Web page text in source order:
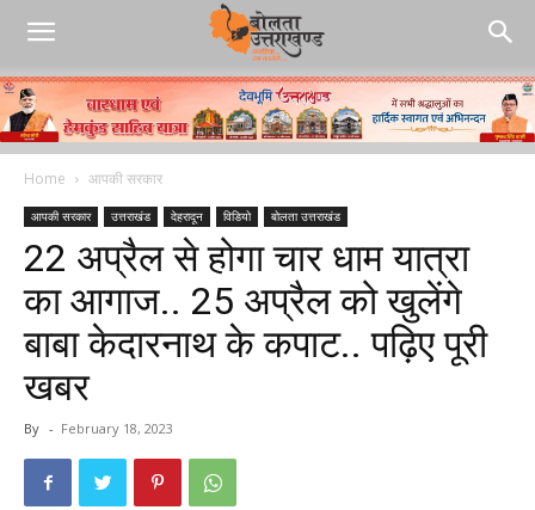
Home आपकी सरकार
आपकी सरकार उत्तराखंड देहरादून विडियो बोलता उत्तराखंड
22 अप्रैल से होगा चार धाम यात्रा
का आगाज.. 25 अप्रैल को खुलेंगे
बाबा केदारनाथ के कपाट.. पढ़िए पूरी
खबर
By - February 18, 2023